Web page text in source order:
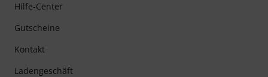
Hilfe-Center
Gutscheine
Kontakt
Ladengeschäft